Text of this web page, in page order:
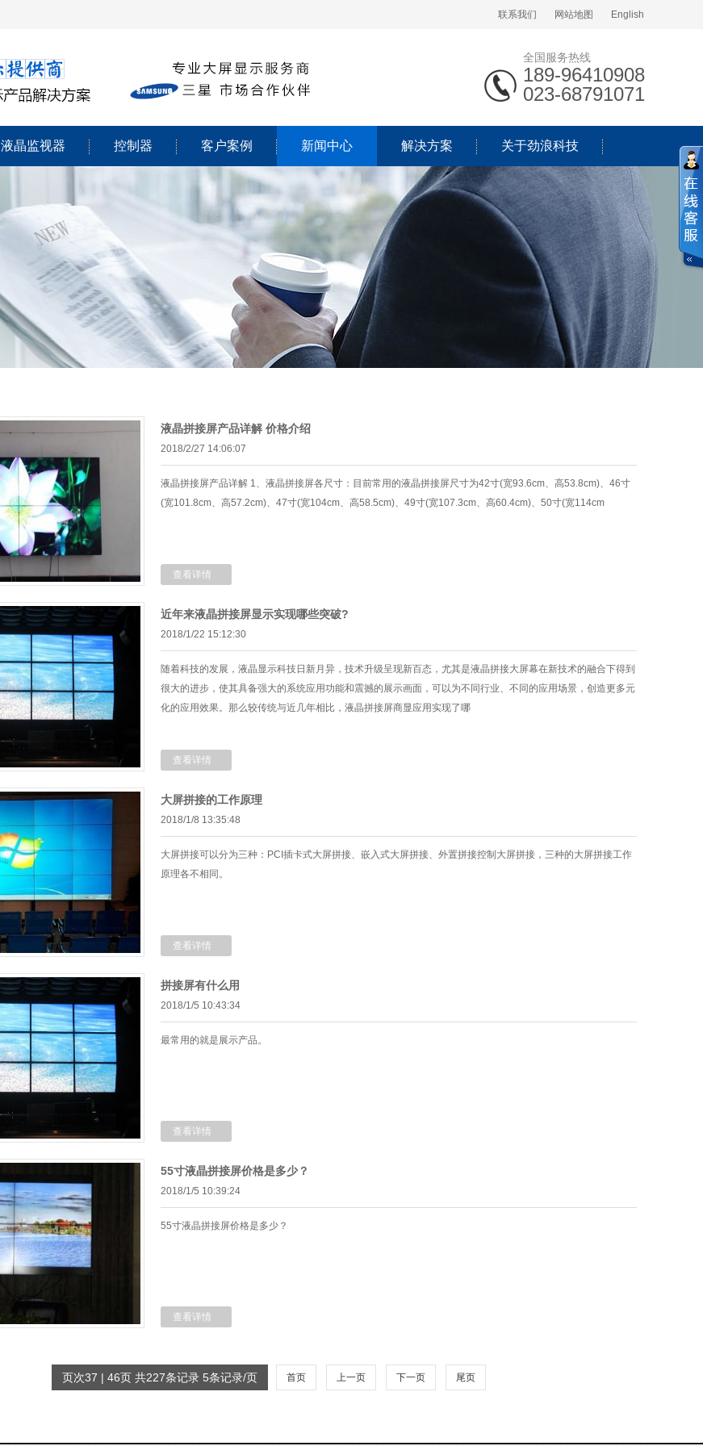
联系我们 网站地图 English
全国服务热线
189-96410908
023-68791071
液晶监视器 控制器 客户案例 新闻中心 解决方案 关于劲浪科技
液晶拼接屏产品详解 价格介绍
2018/2/27 14:06:07
液晶拼接屏产品详解 1、液晶拼接屏各尺寸：目前常用的液晶拼接屏尺寸为42寸(宽93.6cm、高53.8cm)、46寸
(宽101.8cm、高57.2cm)、47寸(宽104cm、高58.5cm)、49寸(宽107.3cm、高60.4cm)、50寸(宽114cm
查看详情
近年来液晶拼接屏显示实现哪些突破?
2018/1/22 15:12:30
随着科技的发展，液晶显示科技日新月异，技术升级呈现新百态，尤其是液晶拼接大屏幕在新技术的融合下得到
很大的进步，使其具备强大的系统应用功能和震撼的展示画面，可以为不同行业、不同的应用场景，创造更多元
化的应用效果。那么较传统与近几年相比，液晶拼接屏商显应用实现了哪
查看详情
大屏拼接的工作原理
2018/1/8 13:35:48
大屏拼接可以分为三种：PCI插卡式大屏拼接、嵌入式大屏拼接、外置拼接控制大屏拼接，三种的大屏拼接工作
原理各不相同。
查看详情
拼接屏有什么用
2018/1/5 10:43:34
最常用的就是展示产品。
查看详情
55寸液晶拼接屏价格是多少？
2018/1/5 10:39:24
55寸液晶拼接屏价格是多少？
查看详情
页次37 | 46页 共227条记录 5条记录/页 首页 上一页 下一页 尾页